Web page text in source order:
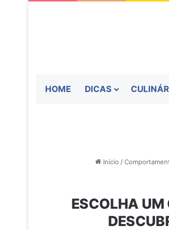
HOME DICAS
Início /
ESCOLHA UM